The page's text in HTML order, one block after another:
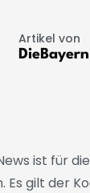
Artikel von
ist für
Es gilt der